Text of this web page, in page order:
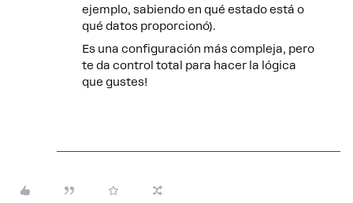
ejemplo, sabiendo en qué estado está o
qué datos proporcionó).
Es una configuración más compleja, pero
te da control total para hacer la lógica
que gustes!